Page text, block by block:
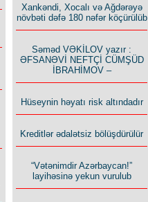
Xankəndi, Xocalı və Ağdərəyə
növbəti dəfə 180 nəfər köçürülüb
Səməd VƏKİLOV yazır :
ƏFSANƏVİ NEFTÇİ CÜMŞÜD
İBRAHİMOV –
Hüseynin həyatı risk altındadır
Kreditlər ədalətsiz bölüşdürülür
“Vətənimdir Azərbaycan!”
layihəsinə yekun vurulub